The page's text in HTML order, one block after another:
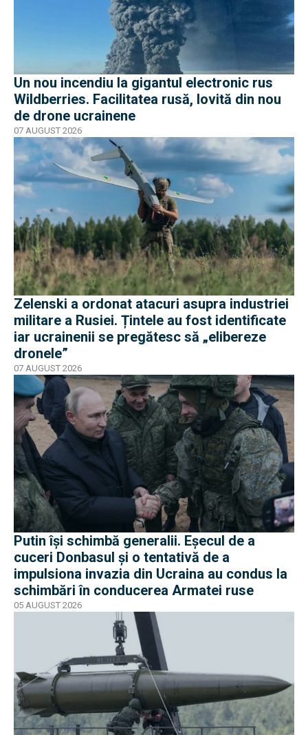
Un nou incendiu la gigantul electronic rus
Wildberries. Facilitatea rusă, lovită din nou
de drone ucrainene
07 AUGUST 2026
Zelenski a ordonat atacuri asupra industriei
militare a Rusiei. Țintele au fost identificate
iar ucrainenii se pregătesc să „elibereze
dronele”
07 AUGUST 2026
Putin își schimbă generalii. Eșecul de a
cuceri Donbasul și o tentativă de a
impulsiona invazia din Ucraina au condus la
schimbări în conducerea Armatei ruse
05 AUGUST 2026